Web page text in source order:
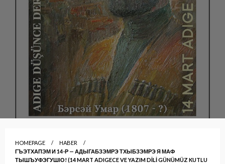
HOMEPAGE
HABER
ГЪЭТХАПЭМ И 14-Р — АДЫГАБЗЭМРЭ ТХЫБЗЭМРЭ Я МАФ
ТЫШЪУФЭГУШIО! (14 MART ADIGECE VE YAZIM DILI GÜNÜMÜZ KUTLU